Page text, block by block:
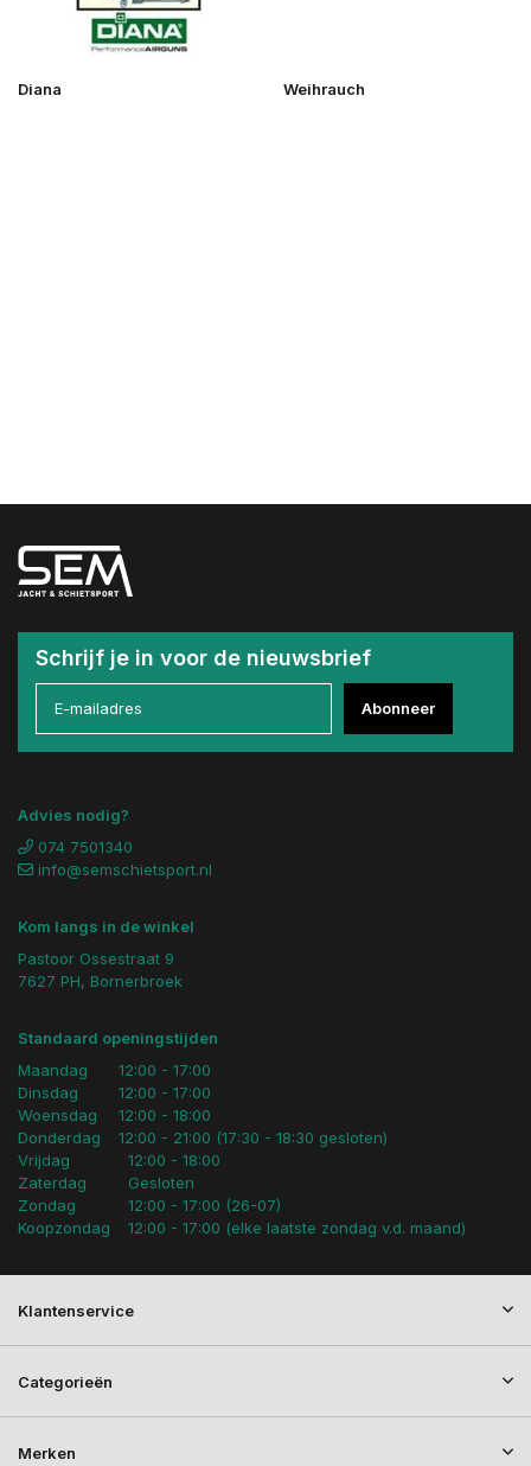
Diana Weihrauch
Schrijf je in voor de nieuwsbrief
Abonneer
Advies nodig?
074 7501340
info@semschietsport.nl
Kom langs in de winkel
Pastoor Ossestraat 9
7627 PH, Bornerbroek
Standaard openingstijden
Maandag
Dinsdag
Woensdag
Donderdag
12:00 - 17:00
12:00 - 17:00
12:00 - 18:00
12:00 - 21:00 (17:30 - 18:30 gesloten)
Vrijdag
Zaterdag
Zondag
Koopzondag
12:00 - 18:00
Gesloten
12:00 - 17:00 (26-07)
12:00 - 17:00 (elke laatste zondag v.d. maand)
Klantenservice
Categorieën
Merken